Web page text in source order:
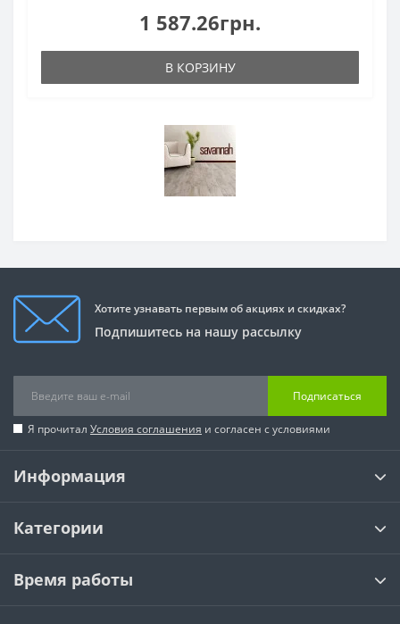
1 587.26грн.
В КОРЗИНУ
Хотите узнавать первым об акциях и скидках?
Подпишитесь на нашу рассылку
Подписаться
Я прочитал Условия соглашения и согласен с условиями
Информация
Категории
Время работы